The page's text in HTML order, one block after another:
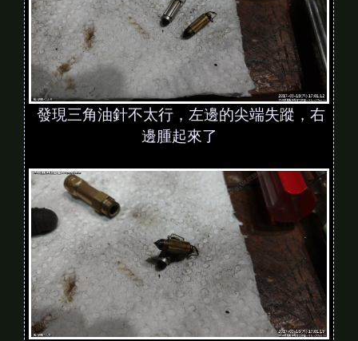
發現三角油針不太行，左邊的尖端失蹤，右
邊腫起來了